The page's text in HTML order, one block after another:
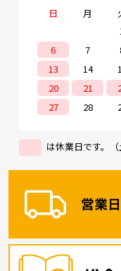
日 月
6
7
13
14
20
21
27
28
は休業日です。